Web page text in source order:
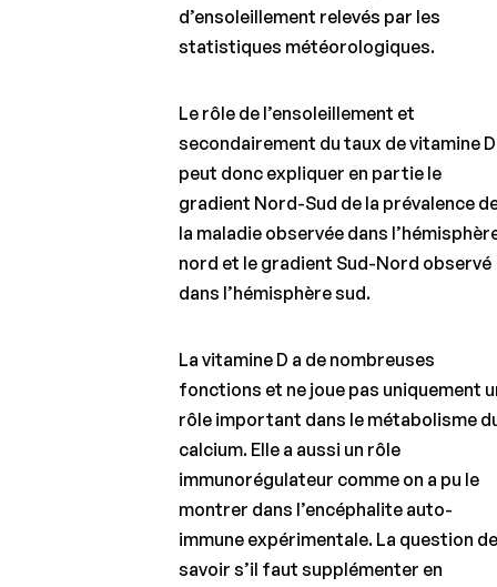
d’ensoleillement relevés par les
statistiques météorologiques.
Le rôle de l’ensoleillement et
secondairement du taux de vitamine D
peut donc expliquer en partie le
gradient Nord-Sud de la prévalence
la maladie observée dans
nord et le gradient Sud-Nord observé
dans l’hémisphère sud.
La vitamine D a de nombreuses
fonctions et ne joue pas uniquement
rôle important dans le métabolisme
calcium. Elle a aussi un rôle
immunorégulateur comme on a pu le
montrer dans l’encéphalite auto-
immune expérimentale. La question
savoir s’il faut supplémenter en